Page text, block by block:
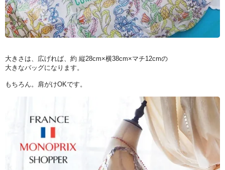
大きさは、広げれば、約 縦28cm×横38cm×マチ12cmの
大きなバッグになります。
もちろん。肩がけOKです。